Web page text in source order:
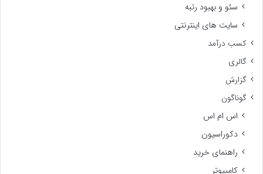
سئو و بهبود رتبه
سایت های اینترنتی
کسب درآمد
گالری
گزارش
گوناگون
اس ام اس
دکوراسیون
راهنمای خرید
کامپیوتر